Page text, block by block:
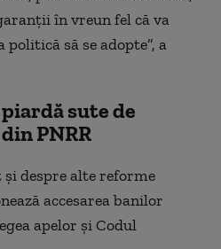
în vreun fel că va
să se adopte”, a
sute de
PNRR
despre alte reforme
accesarea banilor
apelor și Codul